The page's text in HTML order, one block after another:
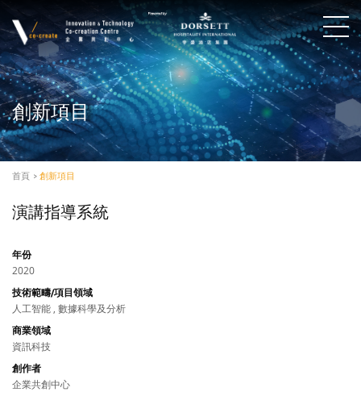
創新項目
首頁 > 創新項目
演講指導系統
年份
2020
技術範疇/項目領域
人工智能 , 數據科學及分析
商業領域
資訊科技
創作者
企業共創中心